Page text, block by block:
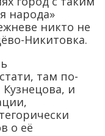
народа»
никто не
Никитовка.
там по-
и
о её